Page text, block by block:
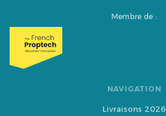
Membre de :
NAVIGATION
Livraisons 2026